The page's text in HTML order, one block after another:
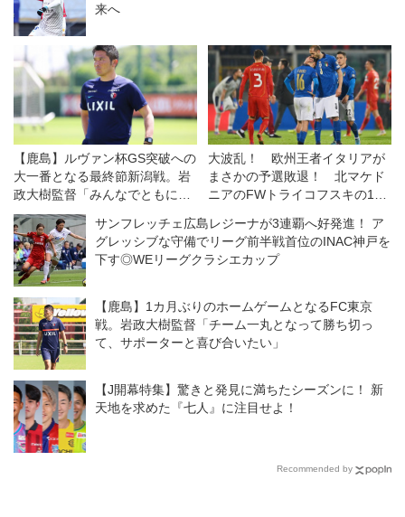
来へ
【鹿島】ルヴァン杯GS突破への
大一番となる最終節新潟戦。岩
政大樹監督「みんなでともに戦
っていただきたい」
大波乱！ 欧州王者イタリアが
まさかの予選敗退！ 北マケド
ニアのFWトライコフスキの1発
サンフレッチェ広島レジーナが3連覇へ好発進！ ア
グレッシブな守備でリーグ前半戦首位のINAC神戸を
下す◎WEリーグクラシエカップ
【鹿島】1カ月ぶりのホームゲームとなるFC東京
戦。岩政大樹監督「チーム一丸となって勝ち切っ
て、サポーターと喜び合いたい」
【J開幕特集】驚きと発見に満ちたシーズンに！ 新
天地を求めた『七人』に注目せよ！
Recommended by